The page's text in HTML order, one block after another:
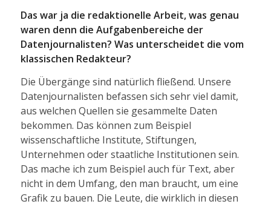
Das war ja die redaktionelle Arbeit, was genau
waren denn die Aufgabenbereiche der
Datenjournalisten? Was unterscheidet die vom
klassischen Redakteur?
Die Übergänge sind natürlich fließend. Unsere
Datenjournalisten befassen sich sehr viel damit,
aus welchen Quellen sie gesammelte Daten
bekommen. Das können zum Beispiel
wissenschaftliche Institute, Stiftungen,
Unternehmen oder staatliche Institutionen sein.
Das mache ich zum Beispiel auch für Text, aber
nicht in dem Umfang, den man braucht, um eine
Grafik zu bauen. Die Leute, die wirklich in diesen